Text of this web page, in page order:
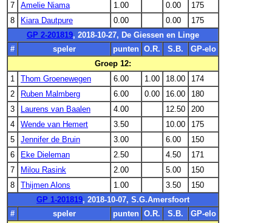
7
Amelie Niama 1.00 0.00
175
8
Kiara Dautpure 0.00 0.00
175
GP 2-201819, 2018-10-27, De Giessen en Linge
#
speler punten O.R. S.B.
GP-elo
Groep 12:
1
Thom Groenewegen 6.00 1.00 18.00
174
2
Ruben Malmberg 6.00 0.00 16.00
180
3
Laurens van Baalen 4.00 12.50
200
4
Wende van Hemert 3.50 10.00
175
5
Jennifer de Bruin 3.00 6.00
150
6
Eke Dieleman 2.50 4.50
171
7
Milou Rasink 2.00 5.00
150
8
Thijmen Alons 1.00 3.50
150
GP 1-201819, 2018-10-07, S.G.Amersfoort
#
speler punten O.R. S.B.
GP-elo